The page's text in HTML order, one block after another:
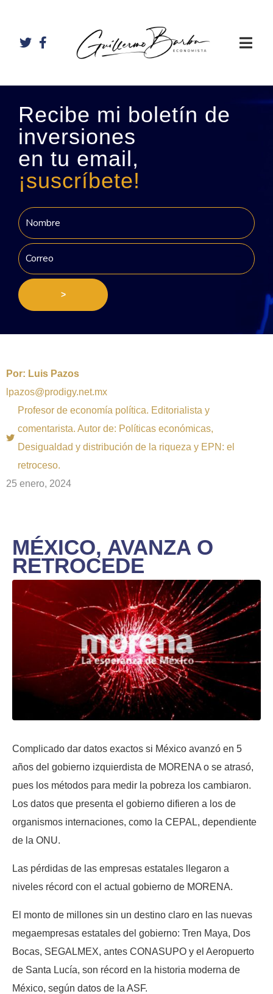
Recibe mi boletín de
inversiones
en tu email,
¡suscríbete!
>
Por: Luis Pazos
lpazos@prodigy.net.mx
Profesor de economía política. Editorialista y
comentarista. Autor de: Políticas económicas,
Desigualdad y distribución de la riqueza y EPN: el
retroceso.
25 enero, 2024
MÉXICO, AVANZA O
RETROCEDE
Complicado dar datos exactos si México avanzó en 5
años del gobierno izquierdista de MORENA o se atrasó,
pues los métodos para medir la pobreza los cambiaron.
Los datos que presenta el gobierno difieren a los de
organismos internaciones, como la CEPAL, dependiente
de la ONU.
Las pérdidas de las empresas estatales llegaron a
niveles récord con el actual gobierno de MORENA.
El monto de millones sin un destino claro en las nuevas
megaempresas estatales del gobierno: Tren Maya, Dos
Bocas, SEGALMEX, antes CONASUPO y el Aeropuerto
de Santa Lucía, son récord en la historia moderna de
México, según datos de la ASF.